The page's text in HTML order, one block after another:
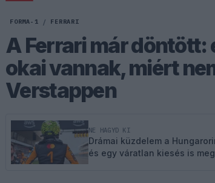
FORMA-1 / FERRARI
A Ferrari már
okai vannak, miért
Verstappen
NE HAGYD KI
Drámai küzdelem a
és egy váratlan kiesés is